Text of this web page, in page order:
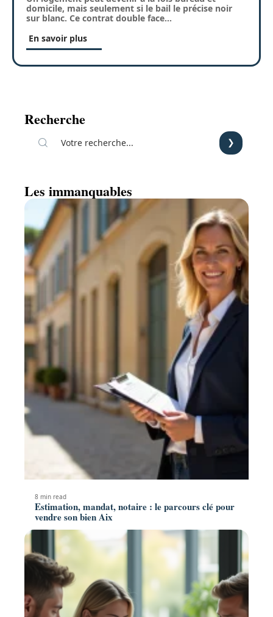
domicile, mais seulement si le bail le précise noir
sur blanc. Ce contrat double face…
En savoir plus
Recherche
Les immanquables
8 min read
Estimation, mandat, notaire : le parcours clé pour
vendre son bien Aix